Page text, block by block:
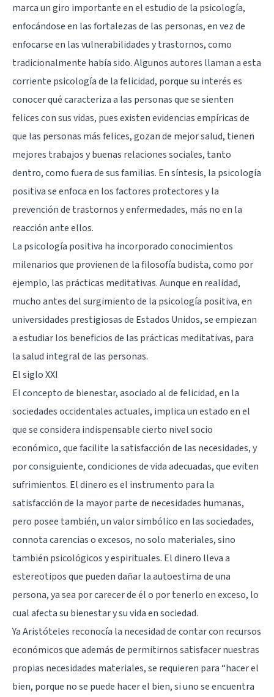
marca un giro importante en el estudio de la psicología,
enfocándose en las fortalezas de las personas, en vez de
enfocarse en las vulnerabilidades y trastornos, como
tradicionalmente había sido. Algunos autores llaman a esta
corriente psicología de la felicidad, porque su interés es
conocer qué caracteriza a las personas que se sienten
felices con sus vidas, pues existen evidencias empíricas de
que las personas más felices, gozan de mejor salud, tienen
mejores trabajos y buenas relaciones sociales, tanto
dentro, como fuera de sus familias. En síntesis, la psicología
positiva se enfoca en los factores protectores y la
prevención de trastornos y enfermedades, más no en la
reacción ante ellos.
La psicología positiva ha incorporado conocimientos
milenarios que provienen de la filosofía budista, como por
ejemplo, las prácticas meditativas. Aunque en realidad,
mucho antes del surgimiento de la psicología positiva, en
universidades prestigiosas de Estados Unidos, se empiezan
a estudiar los beneficios de las prácticas meditativas, para
la salud integral de las personas.
El siglo XXI
El concepto de bienestar, asociado al de felicidad, en la
sociedades occidentales actuales, implica un estado en el
que se considera indispensable cierto nivel socio
económico, que facilite la satisfacción de las necesidades, y
por consiguiente, condiciones de vida adecuadas, que eviten
sufrimientos. El dinero es el instrumento para la
satisfacción de la mayor parte de necesidades humanas,
pero posee también, un valor simbólico en las sociedades,
connota carencias o excesos, no solo materiales, sino
también psicológicos y espirituales. El dinero lleva a
estereotipos que pueden dañar la autoestima de una
persona, ya sea por carecer de él o por tenerlo en exceso, lo
cual afecta su bienestar y su vida en sociedad.
Ya Aristóteles reconocía la necesidad de contar con recursos
económicos que además de permitirnos satisfacer nuestras
propias necesidades materiales, se requieren para “hacer el
bien, porque no se puede hacer el bien, si uno se encuentra